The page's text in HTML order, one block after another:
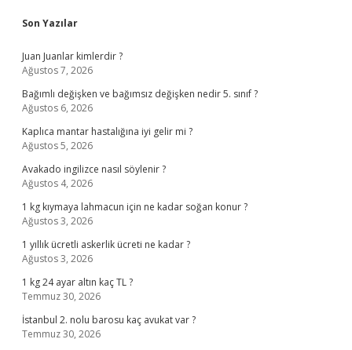
Sidebar
Son Yazılar
Juan Juanlar kimlerdir ?
Ağustos 7, 2026
Bağımlı değişken ve bağımsız değişken nedir 5. sınıf ?
Ağustos 6, 2026
Kaplıca mantar hastalığına iyi gelir mi ?
Ağustos 5, 2026
Avakado ingilizce nasıl söylenir ?
Ağustos 4, 2026
1 kg kıymaya lahmacun için ne kadar soğan konur ?
Ağustos 3, 2026
1 yıllık ücretli askerlik ücreti ne kadar ?
Ağustos 3, 2026
1 kg 24 ayar altın kaç TL ?
Temmuz 30, 2026
İstanbul 2. nolu barosu kaç avukat var ?
Temmuz 30, 2026